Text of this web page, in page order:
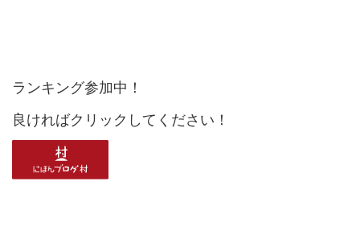
ランキング参加中！
良ければクリックしてください！